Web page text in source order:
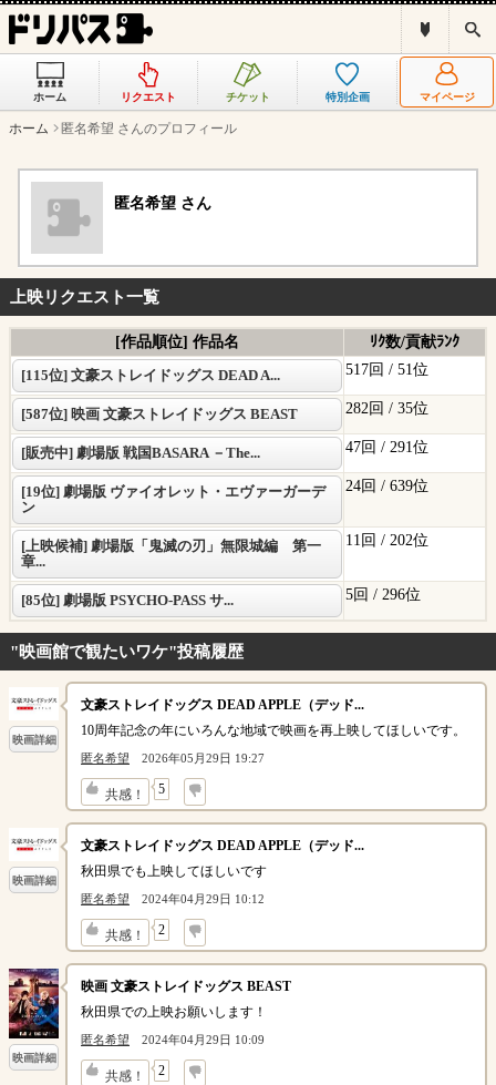
リ
ス
と
索
ホーム リクエスト チケット 特別企画 マイページ
ホーム 匿名希望 さんのプロフィール
匿名希望 さん
上映リクエスト一覧
[作品順位] 作品名
ﾘｸ数/貢献ﾗﾝｸ
[115位] 文豪ストレイドッグス DEAD A...
517回 / 51位
[587位] 映画 文豪ストレイドッグス BEAST 282回 / 35位
[販売中] 劇場版 戦国BASARA －The... 47回 / 291位
[19位] 劇場版 ヴァイオレット・エヴァーガーデ
ン
24回 / 639位
[上映候補] 劇場版「鬼滅の刃」無限城編 第一
章...
11回 / 202位
[85位] 劇場版 PSYCHO-PASS サ... 5回 / 296位
"映画館で観たいワケ"投稿履歴
映画詳細
文豪ストレイドッグス DEAD APPLE（デッド...
10周年記念の年にいろんな地域で映画を再上映してほしいです。
匿名希望 2026年05月29日 19:27
共感！ 5
↓
映画詳細
文豪ストレイドッグス DEAD APPLE（デッド...
秋田県でも上映してほしいです
匿名希望 2024年04月29日 10:12
共感！ 2
↓
映画詳細
映画 文豪ストレイドッグス BEAST
秋田県での上映お願いします！
匿名希望 2024年04月29日 10:09
共感！ 2
↓